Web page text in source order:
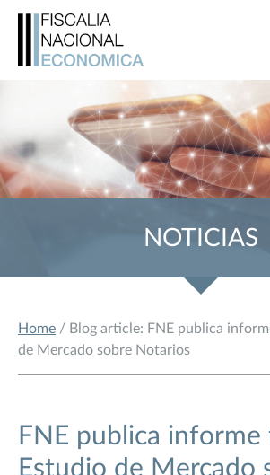
NOTICIAS
Home / Blog article: FNE publica
de Mercado sobre Notarios
FNE publica informe
Estudio de Mercado